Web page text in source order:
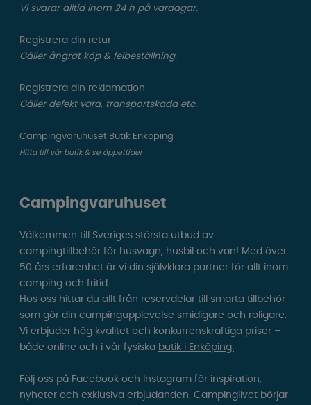
Vi svarar alltid inom 24 h på vardagar.
Registrera din retur
Gäller ångrat köp & felbeställning.
Registrera din reklamation
Gäller defekt vara, transportskada etc.
Campingvaruhuset Butik Enköping
Hitta till vår butik & se öppettider
Campingvaruhuset
Välkommen till Sveriges största utbud av
campingtillbehör för husvagn, husbil och van! Med över
50 års erfarenhet är vi din självklara partner för allt inom
camping och fritid.
Hos oss hittar du allt från reservdelar till smarta tillbehör
som gör din campingupplevelse smidigare och roligare.
Vi erbjuder hög kvalitet och konkurrenskraftiga priser –
både online och i vår fysiska butik i Enköping.
Följ oss på Facebook och Instagram för inspiration,
nyheter och exklusiva erbjudanden. Campinglivet börjar